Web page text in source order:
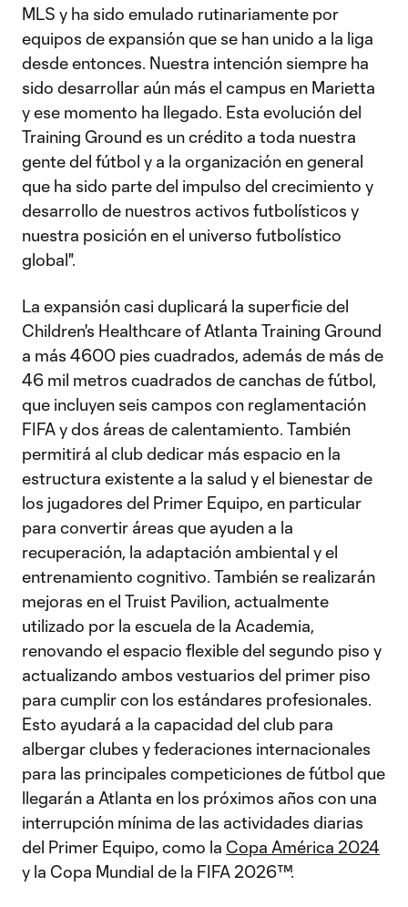
MLS y ha sido emulado rutinariamente por
equipos de expansión que se han unido a la liga
desde entonces. Nuestra intención siempre ha
sido desarrollar aún más el campus en Marietta
y ese momento ha llegado. Esta evolución del
Training Ground es un crédito a toda nuestra
gente del fútbol y a la organización en general
que ha sido parte del impulso del crecimiento y
desarrollo de nuestros activos futbolísticos y
nuestra posición en el universo futbolístico
global".
La expansión casi duplicará la superficie del
Children's Healthcare of Atlanta Training Ground
a más 4600 pies cuadrados, además de más de
46 mil metros cuadrados de canchas de fútbol,
que incluyen seis campos con reglamentación
FIFA y dos áreas de calentamiento. También
permitirá al club dedicar más espacio en la
estructura existente a la salud y el bienestar de
los jugadores del Primer Equipo, en particular
para convertir áreas que ayuden a la
recuperación, la adaptación ambiental y el
entrenamiento cognitivo. También se realizarán
mejoras en el Truist Pavilion, actualmente
utilizado por la escuela de la Academia,
renovando el espacio flexible del segundo piso y
actualizando ambos vestuarios del primer piso
para cumplir con los estándares profesionales.
Esto ayudará a la capacidad del club para
albergar clubes y federaciones internacionales
para las principales competiciones de fútbol que
llegarán a Atlanta en los próximos años con una
interrupción mínima de las actividades diarias
del Primer Equipo, como la Copa América 2024
y la Copa Mundial de la FIFA 2026™.